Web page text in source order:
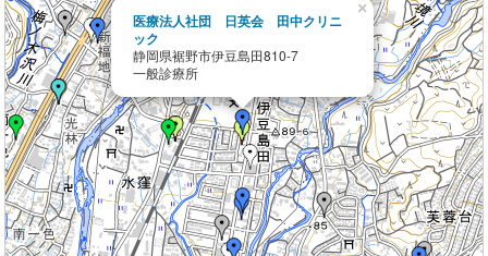
医療法人社団 日英会 田中クリニ
ック
静岡県裾野市伊豆島田810-7
一般診療所
×